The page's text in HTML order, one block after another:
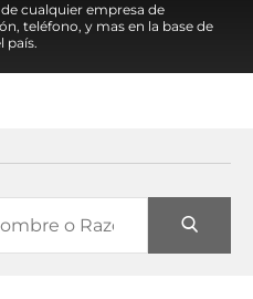
cualquier empresa de
teléfono, y mas en la base de
país.